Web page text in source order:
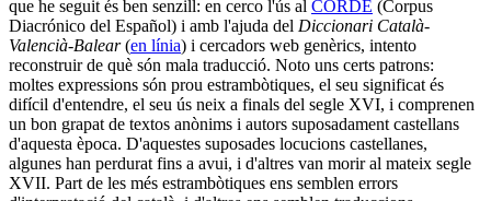
que he seguit és ben senzill: en cerco l'ús al CORDE (Corpus
Diacrónico del Español) i amb l'ajuda del Diccionari Català-
Valencià-Balear(en línia) i cercadors web genèrics, intento
reconstruir de què són mala traducció. Noto uns certs patrons:
moltes expressions són prou estrambòtiques, el seu significat és
difícil d'entendre, el seu ús neix a finals del segle XVI, i comprenen
un bon grapat de textos anònims i autors suposadament castellans
d'aquesta època. D'aquestes suposades locucions castellanes,
algunes han perdurat fins a avui, i d'altres van morir al mateix segle
XVII. Part de les més estrambòtiques ens semblen errors